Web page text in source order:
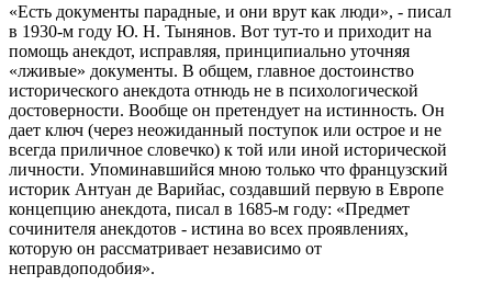
«Есть документы парадные, и они врут как люди», - писал
в 1930-м году Ю. Н. Тынянов. Вот тут-то и приходит на
помощь анекдот, исправляя, принципиально уточняя
«лживые» документы. В общем, главное достоинство
исторического анекдота отнюдь не в психологической
достоверности. Вообще он претендует на истинность. Он
дает ключ (через неожиданный поступок или острое и не
всегда приличное словечко) к той или иной исторической
личности. Упоминавшийся мною только что французский
историк Антуан де Варийас, создавший первую в Европе
концепцию анекдота, писал в 1685-м году: «Предмет
сочинителя анекдотов - истина во всех проявлениях,
которую он рассматривает независимо от
неправдоподобия».